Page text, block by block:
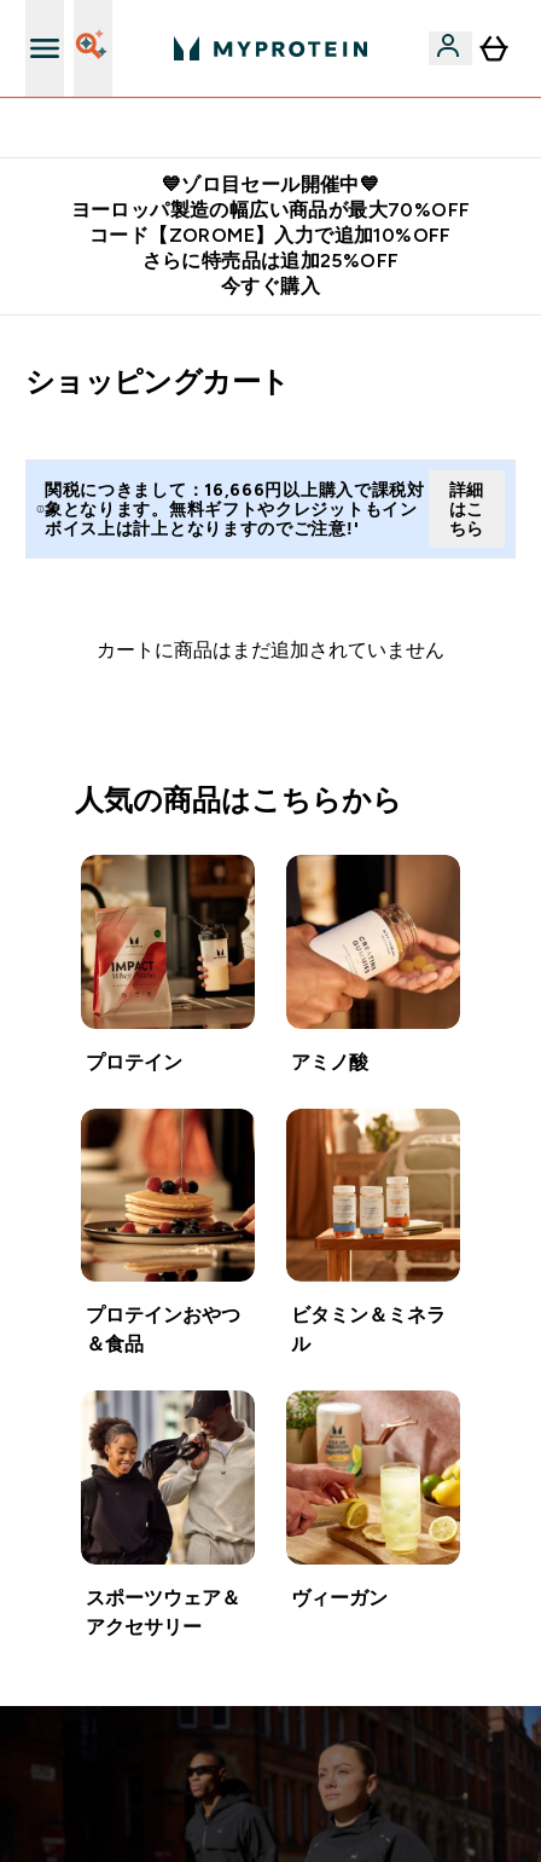
💙ゾロ目セール開催中💙
ヨーロッパ製造の幅広い商品が最大70%OFF
コード【ZOROME】入力で追加10%OFF
さらに特売品は追加25%OFF
今すぐ購入
ショッピングカート
関税につきまして：16,666円以上購入で課税対
象となります。無料ギフトやクレジットもイン
ボイス上は計上となりますのでご注意!'
詳細
はこ
ちら
カートに商品はまだ追加されていません
人気の商品はこちらから
プロテイン アミノ酸
プロテインおやつ
＆食品
ビタミン＆ミネラ
ル
スポーツウェア＆
アクセサリー
ヴィーガン